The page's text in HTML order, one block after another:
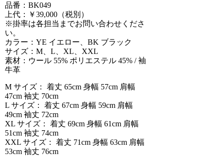
品番：BK049
上代：￥39,000（税別）
※掛率は各担当までお問い合わせくださ
い。
カラー：YE イエロー、BK ブラック
サイズ：M、L、XL、XXL
素材：ウール 55% ポリエステル 45% / 袖
牛革
M サイズ： 着丈 65cm 身幅 57cm 肩幅
47cm 袖丈 70cm
L サイズ： 着丈 67cm 身幅 59cm 肩幅
49cm 袖丈 72cm
XL サイズ： 着丈 69cm 身幅 61cm 肩幅
51cm 袖丈 74cm
XXL サイズ： 着丈 71cm 身幅 63cm 肩幅
53cm 袖丈 76cm